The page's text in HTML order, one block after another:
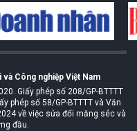
Công nghiệp Việt Nam
Giấy phép số 208/GP-BTTTT
phép số 58/GP-BTTTT và Văn
về việc sửa đổi măng séc và
đầu.